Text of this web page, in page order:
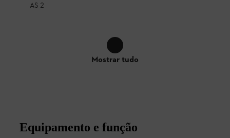
AS 2
Mostrar tudo
Equipamento e função